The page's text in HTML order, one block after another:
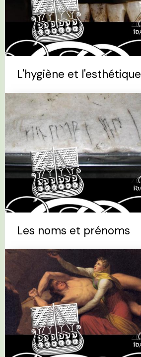
L'hygiène et l'esthétique
Les noms et prénoms